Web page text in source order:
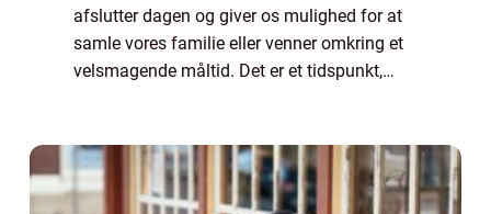
afslutter dagen og giver os mulighed for at
samle vores familie eller venner omkring et
velsmagende måltid. Det er et tidspunkt,